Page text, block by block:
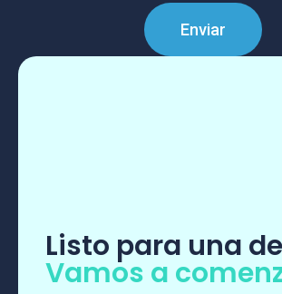
Enviar
Listo para una
Vamos a